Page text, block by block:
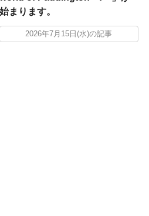
始まります。
2026年7月15日(水)の記事